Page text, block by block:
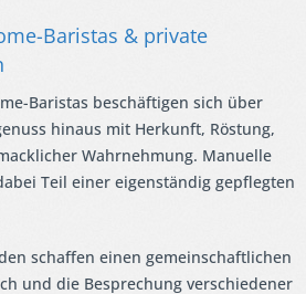
Baristas & private
Baristas beschäftigen sich über
hinaus mit Herkunft, Röstung,
Wahrnehmung. Manuelle
Teil einer eigenständig gepflegten
schaffen einen gemeinschaftlichen
und die Besprechung verschiedener